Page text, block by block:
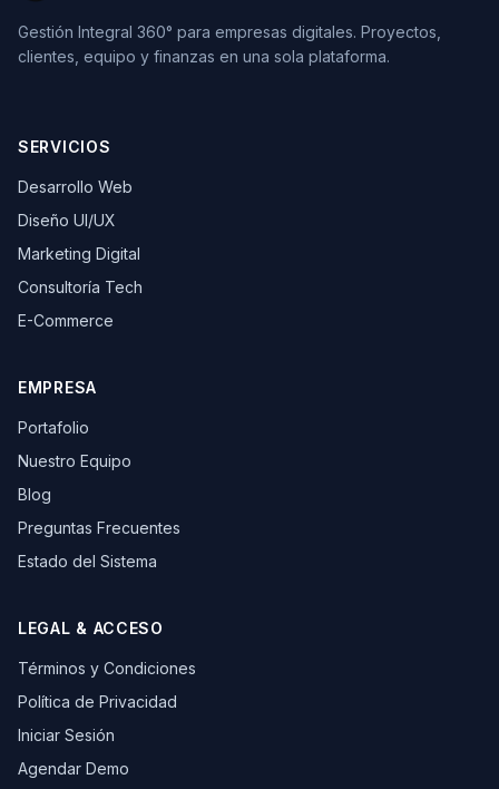
Gestión Integral 360° para empresas digitales. Proyectos,
clientes, equipo y finanzas en una sola plataforma.
SERVICIOS
Desarrollo Web
Diseño UI/UX
Marketing Digital
Consultoría Tech
E-Commerce
EMPRESA
Portafolio
Nuestro Equipo
Blog
Preguntas Frecuentes
Estado del Sistema
LEGAL & ACCESO
Términos y Condiciones
Política de Privacidad
Iniciar Sesión
Agendar Demo